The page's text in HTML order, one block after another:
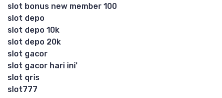
slot bonus new member 100
slot depo
slot depo 10k
slot depo 20k
slot gacor
slot gacor hari ini'
slot qris
slot777